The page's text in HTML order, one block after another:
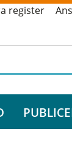
register